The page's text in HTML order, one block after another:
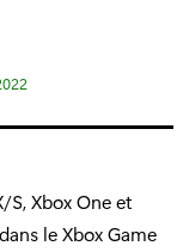
S, Xbox One et
le Xbox Game